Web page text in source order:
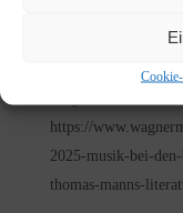
Bedeutung der
19:30 Uhr Es
https://
2025-musik-bei-
thomas-manns-